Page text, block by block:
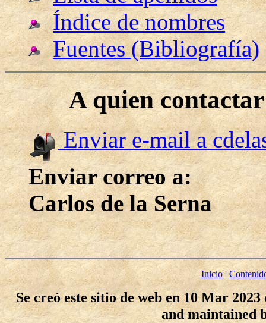
Índice de nombres
Fuentes (Bibliografía)
A quien
Enviar e-mail a
Enviar correo a:
Carlos de la Serna
Inicio|
Se creó este sitio de web en 10 Mar
and maintained